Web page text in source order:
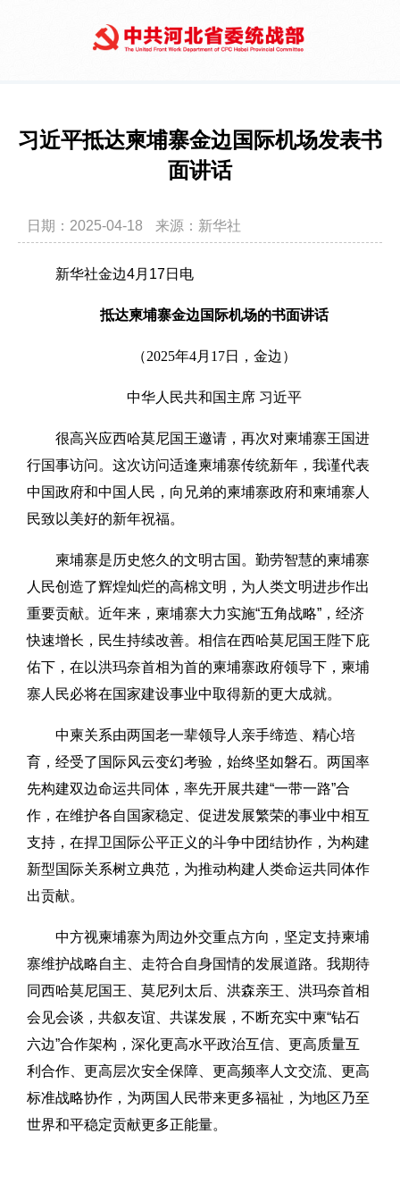
习近平抵达柬埔寨金边国际机场发表书
面讲话
日期：2025-04-18 来源：新华社
新华社金边4月17日电
抵达柬埔寨金边国际机场的书面讲话
（2025年4月17日，金边）
中华人民共和国主席 习近平
很高兴应西哈莫尼国王邀请，再次对柬埔寨王国进
行国事访问。这次访问适逢柬埔寨传统新年，我谨代表
中国政府和中国人民，向兄弟的柬埔寨政府和柬埔寨人
民致以美好的新年祝福。
柬埔寨是历史悠久的文明古国。勤劳智慧的柬埔寨
人民创造了辉煌灿烂的高棉文明，为人类文明进步作出
重要贡献。近年来，柬埔寨大力实施“五角战略”，经济
快速增长，民生持续改善。相信在西哈莫尼国王陛下庇
佑下，在以洪玛奈首相为首的柬埔寨政府领导下，柬埔
寨人民必将在国家建设事业中取得新的更大成就。
中柬关系由两国老一辈领导人亲手缔造、精心培
育，经受了国际风云变幻考验，始终坚如磐石。两国率
先构建双边命运共同体，率先开展共建“一带一路”合
作，在维护各自国家稳定、促进发展繁荣的事业中相互
支持，在捍卫国际公平正义的斗争中团结协作，为构建
新型国际关系树立典范，为推动构建人类命运共同体作
出贡献。
中方视柬埔寨为周边外交重点方向，坚定支持柬埔
寨维护战略自主、走符合自身国情的发展道路。我期待
同西哈莫尼国王、莫尼列太后、洪森亲王、洪玛奈首相
会见会谈，共叙友谊、共谋发展，不断充实中柬“钻石
六边”合作架构，深化更高水平政治互信、更高质量互
利合作、更高层次安全保障、更高频率人文交流、更高
标准战略协作，为两国人民带来更多福祉，为地区乃至
世界和平稳定贡献更多正能量。